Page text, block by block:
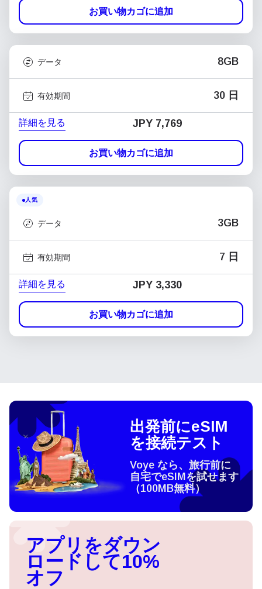
お買い物カゴに追加
データ 8GB
有効期間 30 日
詳細を見る JPY 7,769
お買い物カゴに追加
人気
データ 3GB
有効期間 7 日
詳細を見る JPY 3,330
お買い物カゴに追加
出発前にeSIM
を接続テスト
Voye なら、旅行前に
自宅でeSIMを試せます
（100MB無料）
アプリをダウン
ロードして10%
オフ